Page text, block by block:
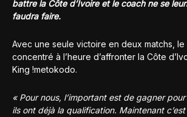
battre la Côte d’Ivoire et le coach ne se
faudra faire.
Avec une seule victoire en deux matchs,
concentré à l’heure d’affronter la Côte
King !metokodo.
« Pour nous, l’important est de gagner
ils ont déjà la qualification. Maintenant